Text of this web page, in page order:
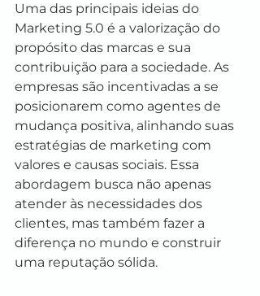
Uma das principais ideias do
Marketing 5.0 é a valorização do
propósito das marcas e sua
contribuição para a sociedade. As
empresas são incentivadas a se
posicionarem como agentes de
mudança positiva, alinhando suas
estratégias de marketing com
valores e causas sociais. Essa
abordagem busca não apenas
atender às necessidades dos
clientes, mas também fazer a
diferença no mundo e construir
uma reputação sólida.